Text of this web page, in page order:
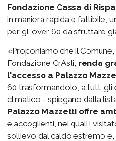
Fondazione Cassa di
in maniera rapida e fattibile,
per gli over 60 da sfruttare
«Proponiamo che il
Fondazione CrAsti, renda
l'accesso a Palazzo
60 trasformandolo, a tutti gli
climatico - spiegano dalla
Palazzo Mazzetti offre
e accoglienti, nei quali i
sollievo dal caldo estremo